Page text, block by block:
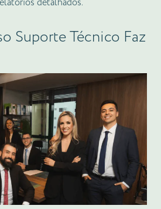
detalhados.
Suporte Técnico Faz